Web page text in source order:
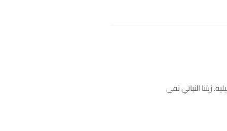
زيتنا النباتي نقي